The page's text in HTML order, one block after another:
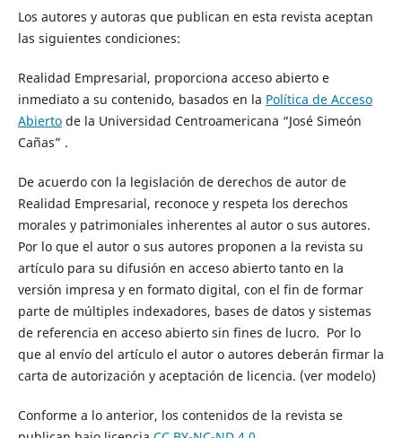
Los autores y autoras que publican en esta revista aceptan
las siguientes condiciones:
Realidad Empresarial, proporciona acceso abierto e
inmediato a su contenido, basados en la Política de Acceso
Abiertode la Universidad Centroamericana “José Simeón
Cañas” .
De acuerdo con la legislación de derechos de autor de
Realidad Empresarial, reconoce y respeta los derechos
morales y patrimoniales inherentes al autor o sus autores.
Por lo que el autor o sus autores proponen a la revista su
artículo para su difusión en acceso abierto tanto en la
versión impresa y en formato digital, con el fin de formar
parte de múltiples indexadores, bases de datos y sistemas
de referencia en acceso abierto sin fines de lucro. Por lo
que al envío del artículo el autor o autores deberán firmar la
carta de autorización y aceptación de licencia. (ver modelo)
Conforme a lo anterior, los contenidos de la revista se